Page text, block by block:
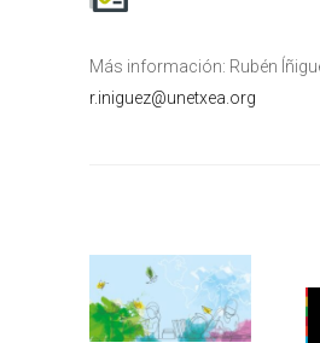
Más información: Rubén
r.iniguez@unetxea.org